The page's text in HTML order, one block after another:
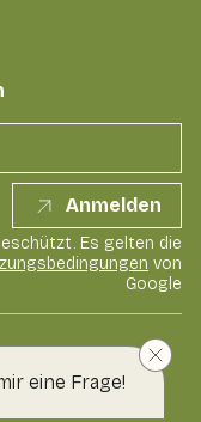
eine Frage!
Anmelden
Es gelten die
von
Google